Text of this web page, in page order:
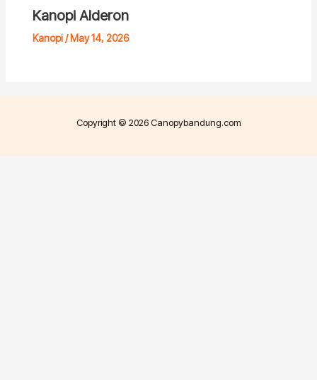
Kanopi Alderon
Kanopi/May 14, 2026
Copyright © 2026 Canopybandung.com